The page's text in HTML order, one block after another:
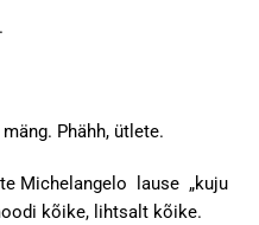
Phähh, ütlete.
Michelangelo lause „kuju
kõike, lihtsalt kõike.